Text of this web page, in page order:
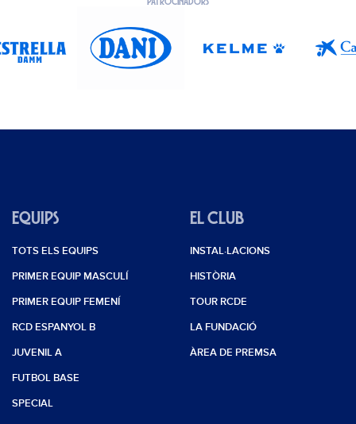
EQUIPS
TOTS ELS EQUIPS
PRIMER EQUIP MASCULÍ
PRIMER EQUIP FEMENÍ
RCD ESPANYOL B
JUVENIL A
FUTBOL BASE
SPECIAL
EL CLUB
INSTAL·LACIONS
HISTÒRIA
TOUR RCDE
LA FUNDACIÓ
ÀREA DE PREMSA